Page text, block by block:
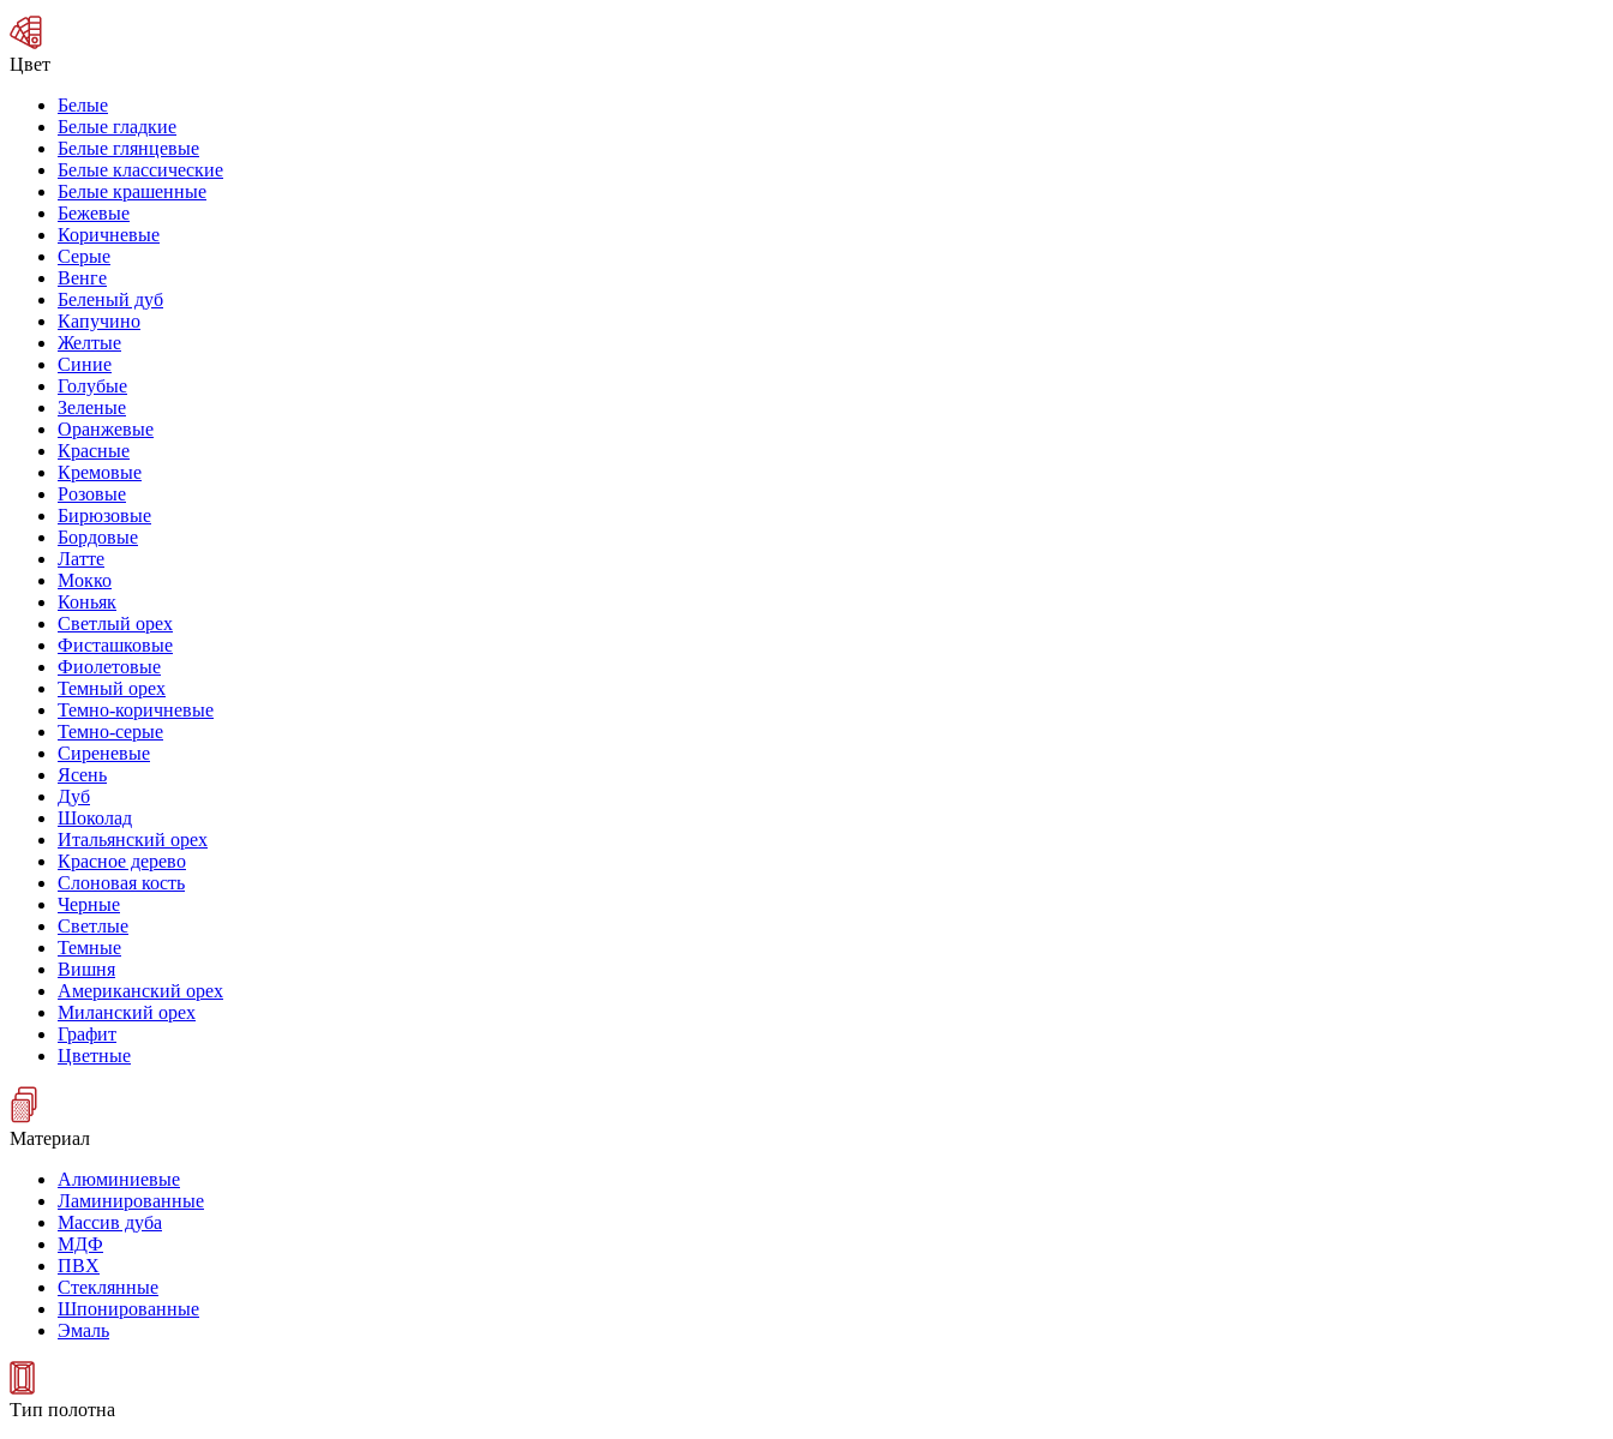
Цвет
Белые
Белые гладкие
Белые глянцевые
Белые классические
Белые крашенные
Бежевые
Коричневые
Серые
Венге
Беленый дуб
Капучино
Желтые
Синие
Голубые
Зеленые
Оранжевые
Красные
Кремовые
Розовые
Бирюзовые
Бордовые
Латте
Мокко
Коньяк
Светлый орех
Фисташковые
Фиолетовые
Темный орех
Темно-коричневые
Темно-серые
Сиреневые
Ясень
Дуб
Шоколад
Итальянский орех
Красное дерево
Слоновая кость
Черные
Светлые
Темные
Вишня
Американский орех
Миланский орех
Графит
Цветные
Материал
Алюминиевые
Ламинированные
Массив дуба
МДФ
ПВХ
Стеклянные
Шпонированные
Эмаль
Тип полотна